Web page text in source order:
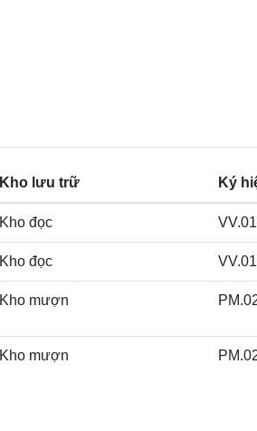
Kho lưu trữ Ký
Kho đọc
Kho đọc
Kho mượn
Kho mượn